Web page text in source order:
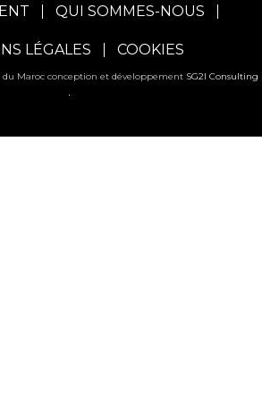
QUI SOMMES-NOUS
LÉGALES COOKIES
Maroc conception et développement SG2I Consulting